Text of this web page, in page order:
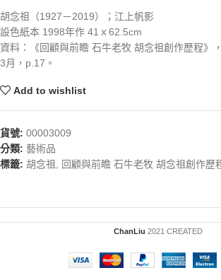
胡念祖（1927－2019）；江上帆影
設色紙本 1998年作 41ｘ62.5cm
資料：《回顧與前瞻 石牛老牧 胡念祖創作歷程》
3月，p.17。
Add to wishlist
貨號: 00003009
分類: 藝術品
標籤: 胡念祖 回顧與前瞻 石牛老牧 胡念祖創作歷
ChanLiu 2021 CREATED